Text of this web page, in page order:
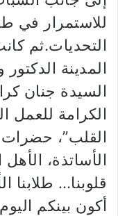
للاستمرار في
التحديات.ثم
المدينة
السيدة جنان
الكرامة للعمل
القلب”، حضرات
الأساتذة،
قلوبنا…
أكون بينكم